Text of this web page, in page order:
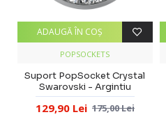
POPSOCKETS
Suport PopSocket Crystal
Swarovski - Argintiu
129,90 Lei 175,00 Lei
ADAUGĂ ÎN COŞ